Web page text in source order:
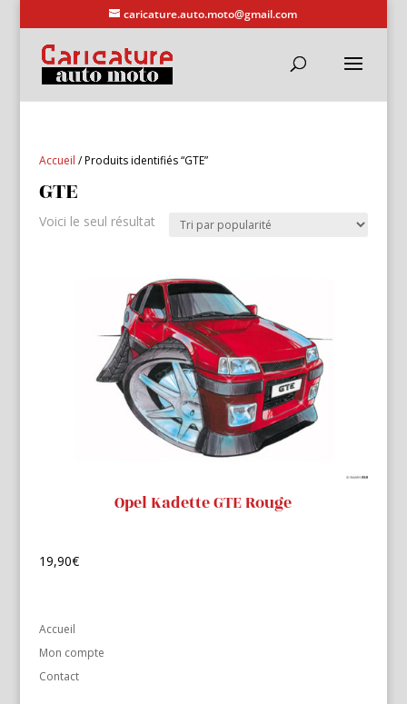
caricature.auto.moto@gmail.com
Accueil / Produits identifiés “GTE”
GTE
Voici le seul résultat
Opel Kadette GTE Rouge
19,90€
Accueil
Mon compte
Contact